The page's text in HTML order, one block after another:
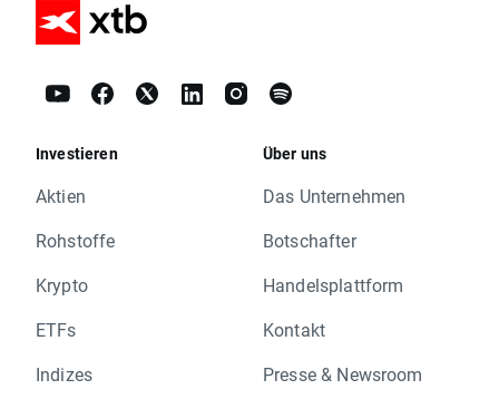
Investieren
Aktien
Rohstoffe
Krypto
ETFs
Indizes
Über uns
Das Unternehmen
Botschafter
Handelsplattform
Kontakt
Presse & Newsroom